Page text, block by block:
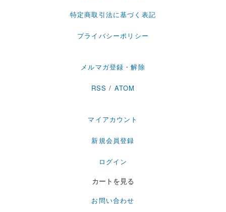
特定商取引法に基づく表記
プライバシーポリシー
メルマガ登録・解除
RSS / ATOM
マイアカウント
新規会員登録
ログイン
カートを見る
お問い合わせ